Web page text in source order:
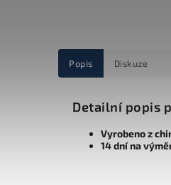
Popis Diskuze
Detailní popis
Vyrobeno z
14 dní na